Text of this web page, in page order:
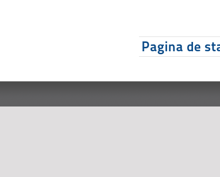
Pagina de